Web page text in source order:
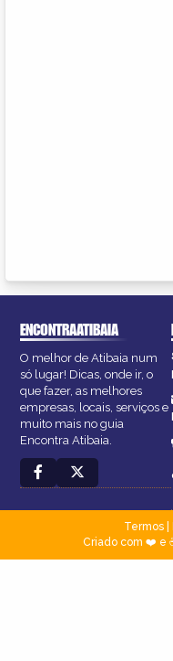
ENCONTRAATIBAIA
O melhor de Atibaia num
só lugar! Dicas, onde ir, o
que fazer, as melhores
empresas, locais, serviços e
muito mais no guia
Encontra Atibaia.
Termos|
Criado com ❤️ e